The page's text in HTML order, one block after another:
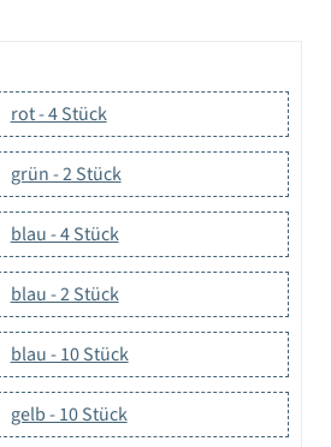
rot - 4 Stück
grün - 2 Stück
blau - 4 Stück
blau - 2 Stück
blau - 10 Stück
gelb - 10 Stück